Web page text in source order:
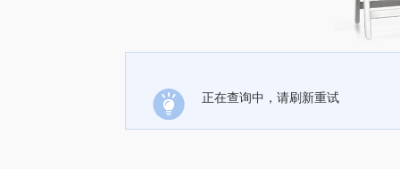
正在查询中，请刷新重试